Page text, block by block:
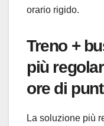
orario rigido.
Treno +
più
ore di
La soluzione più